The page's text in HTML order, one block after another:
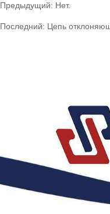
Предыдущий: Нет.
Последний: Цепь